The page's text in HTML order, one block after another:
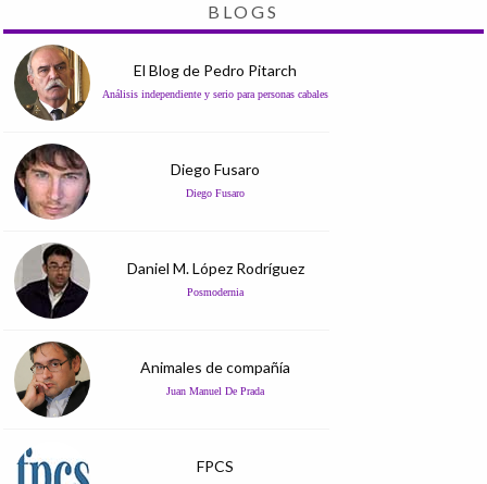
BLOGS
El Blog de Pedro Pitarch
Análisis independiente y serio para personas cabales
Diego Fusaro
Diego Fusaro
Daniel M. López Rodríguez
Posmodernia
Animales de compañía
Juan Manuel De Prada
FPCS